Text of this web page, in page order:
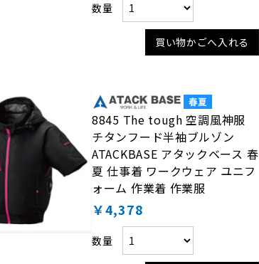
数量
買い物かごへ入れる
8845 The tough 空調風神服
チタンフード半袖ブルゾン
ATACKBASE アタックベース 春
夏 仕事着 ワークウェア ユニフ
ォーム 作業着 作業服
￥4,378
数量